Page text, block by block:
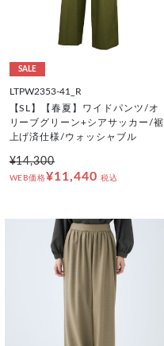
SALE
LTPW2353-41_R
【SL】【春夏】ワイドパンツ/オ
リーブグリーン+シアサッカー/裾
上げ済仕様/ウォッシャブル
¥14,300
WEB価格¥11,440 税込